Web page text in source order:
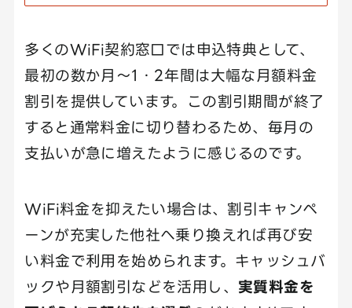
多くのWiFi契約窓口では申込特典として、
最初の数か月〜1・2年間は大幅な月額料金
割引を提供しています。この割引期間が終了
すると通常料金に切り替わるため、毎月の
支払いが急に増えたように感じるのです。
WiFi料金を抑えたい場合は、割引キャンペ
ーンが充実した他社へ乗り換えれば再び安
い料金で利用を始められます。キャッシュバ
ックや月額割引などを活用し、 実質料金を